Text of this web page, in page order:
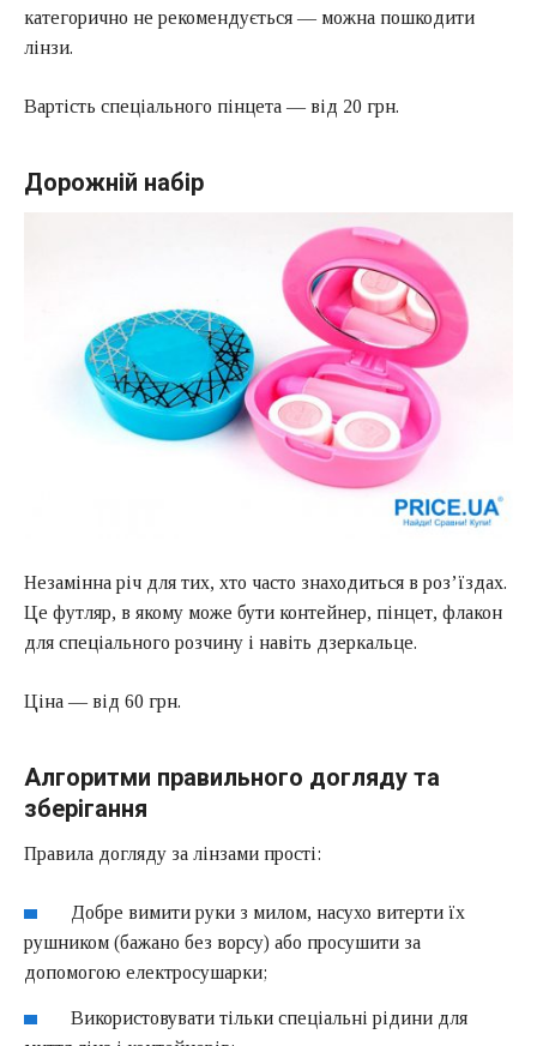
категорично не рекомендується — можна пошкодити
лінзи.
Вартість спеціального пінцета — від 20 грн.
Дорожній набір
Незамінна річ для тих, хто часто знаходиться в роз’їздах.
Це футляр, в якому може бути контейнер, пінцет, флакон
для спеціального розчину і навіть дзеркальце.
Ціна — від 60 грн.
Алгоритми правильного догляду та
зберігання
Правила догляду за лінзами прості:
Добре вимити руки з милом, насухо витерти їх
рушником (бажано без ворсу) або просушити за
допомогою електросушарки;
Використовувати тільки спеціальні рідини для